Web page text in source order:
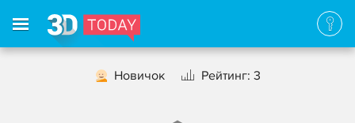
Новичок Рейтинг: 3